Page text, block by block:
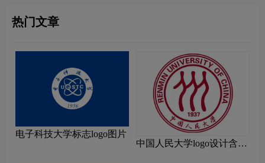
热门文章
电子科技大学标志logo图片
中国人民大学logo设计含义